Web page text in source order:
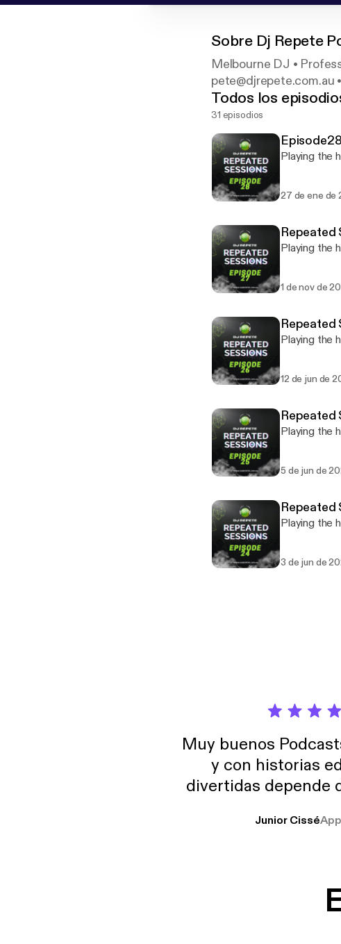
Sobre Dj Repete
Melbourne DJ •
pete@djrepete.com.au
Todos los
31 episodios
Episode28
Playing the
27 de ene de
Repeated
Playing the
1 de nov de
Repeated
Playing the
12 de jun de
Repeated
Playing the
5 de jun de
Repeated
Playing the
3 de jun de
Muy buenos
y con historias
divertidas depende
trabajo ya que estoy
Junior Cissé